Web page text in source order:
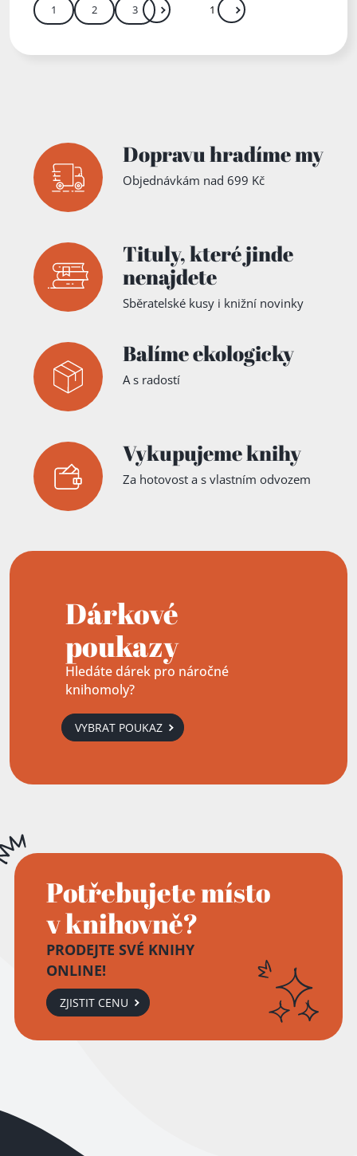
1 2 3
Další Přejít
Dopravu hradíme my
Objednávkám nad 699 Kč
Tituly,které jinde
nenajdete
Sběratelské kusy i knižní novinky
Balíme ekologicky
A s radostí
Vykupujeme knihy
Za hotovost a s vlastním odvozem
Dárkové
poukazy
Hledáte dárek pro náročné
knihomoly?
VYBRAT POUKAZ
Potřebujete místo
v knihovně?
PRODEJTE SVÉ KNIHY
ONLINE!
ZJISTIT CENU